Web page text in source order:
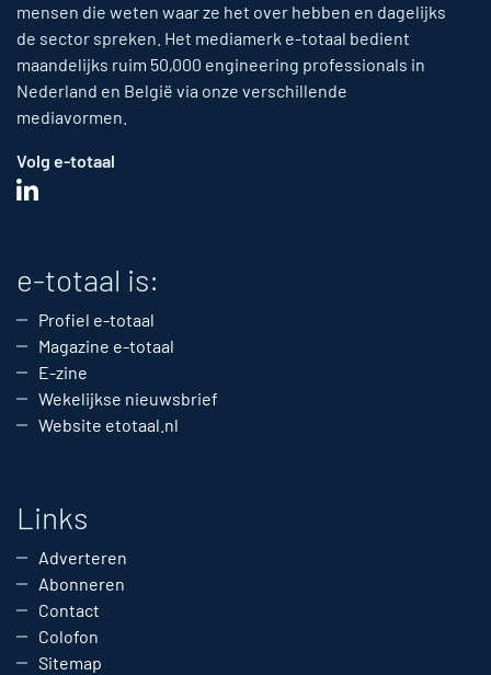
mensen die weten waar ze het over hebben en dagelijks
de sector spreken. Het mediamerk e-totaal bedient
maandelijks ruim 50,000 engineering professionals in
Nederland en België via onze verschillende
mediavormen.
Volg e-totaal
e-totaal is:
Profiel e-totaal
Magazine e-totaal
E-zine
Wekelijkse nieuwsbrief
Website etotaal.nl
Links
Adverteren
Abonneren
Contact
Colofon
Sitemap